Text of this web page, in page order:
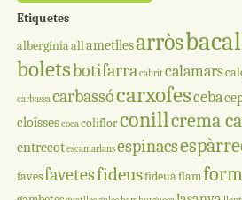
Etiquetes
albergíniaallametllesarròs
boletsbotifarracabritcalamars
carbassacarbassócarxofesceba
cloïssescocacoliflorconillcrema
entrecotescamarlansespinacs
favesfavetesfideusfideuàflam